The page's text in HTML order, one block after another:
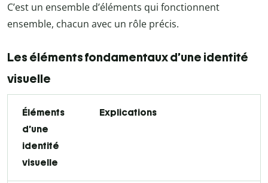
C’est un ensemble d’éléments qui fonctionnent
ensemble, chacun avec un rôle précis.
Les éléments fondamentaux d’une identité
visuelle
Éléments
d’une
identité
visuelle
Explications